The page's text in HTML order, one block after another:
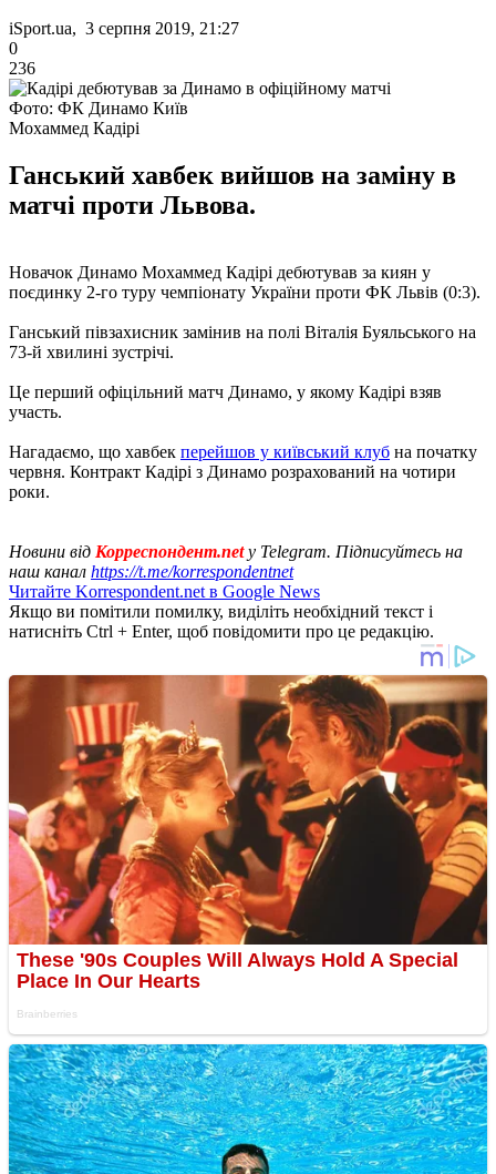
iSport.ua, 3 серпня 2019, 21:27
0
236
Фото: ФК Динамо Київ
Мохаммед Кадірі
Ганський хавбек вийшов на заміну в
матчі проти Львова.
Новачок Динамо Мохаммед Кадірі дебютував за киян у
поєдинку 2-го туру чемпіонату України проти ФК Львів (0:3).
Ганський півзахисник замінив на полі Віталія Буяльського на
73-й хвилині зустрічі.
Це перший офіцільний матч Динамо, у якому Кадірі взяв
участь.
Нагадаємо, що хавбек перейшов у київський клуб на початку
червня. Контракт Кадірі з Динамо розрахований на чотири
роки.
Новини від Корреспондент.netу Telegram. Підписуйтесь на
наш канал https://t.me/korrespondentnet
Читайте Korrespondent.net в Google News
Якщо ви помітили помилку, виділіть необхідний текст і
натисніть Ctrl + Enter, щоб повідомити про це редакцію.